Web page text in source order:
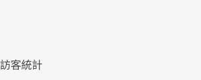
訪客統計